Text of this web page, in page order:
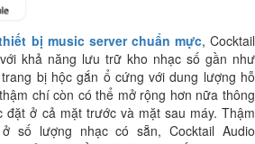
bị music server chuẩn mực, Cocktail
khả năng lưu trữ kho nhạc số gần như
bị hộc gắn ổ cứng với dung lượng hỗ
chí còn có thể mở rộng hơn nữa thông
đặt ở cả mặt trước và mặt sau máy. Thậm
số lượng nhạc có sẵn, Cocktail Audio